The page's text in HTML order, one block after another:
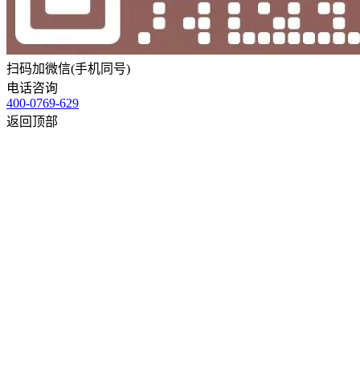
扫码加微信(手机同号)
电话咨询
400-0769-629
返回顶部